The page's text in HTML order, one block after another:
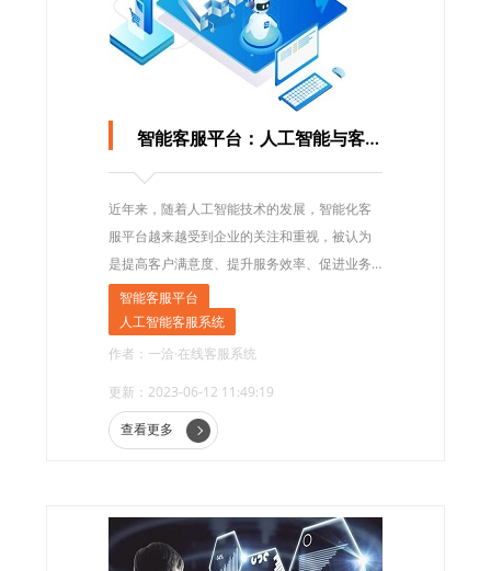
智能客服平台：人工智能与客户服务融合的趋势
近年来，随着人工智能技术的发展，智能化客
服平台越来越受到企业的关注和重视，被认为
是提高客户满意度、提升服务效率、促进业务
增长的强有力工具。那么，什么是智能客服平
台?它有哪些优点和局限性?
智能客服平台
人工智能客服系统
作者：一洽·在线客服系统
更新：2023-06-12 11:49:19
查看更多